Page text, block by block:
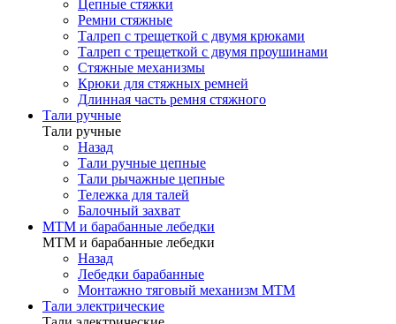
Цепные стяжки
Ремни стяжные
Талреп с трещеткой с двумя крюками
Талреп с трещеткой с двумя проушинами
Стяжные механизмы
Крюки для стяжных ремней
Длинная часть ремня стяжного
Тали ручные
Тали ручные
Назад
Тали ручные цепные
Тали рычажные цепные
Тележка для талей
Балочный захват
МТМ и барабанные лебедки
МТМ и барабанные лебедки
Назад
Лебедки барабанные
Монтажно тяговый механизм МТМ
Тали электрические